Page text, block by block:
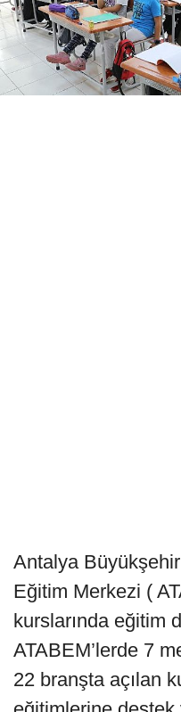
Antalya
Eğitim Merkezi (
kurslarında eğitim
ATABEM’lerde 7
22 branşta açılan